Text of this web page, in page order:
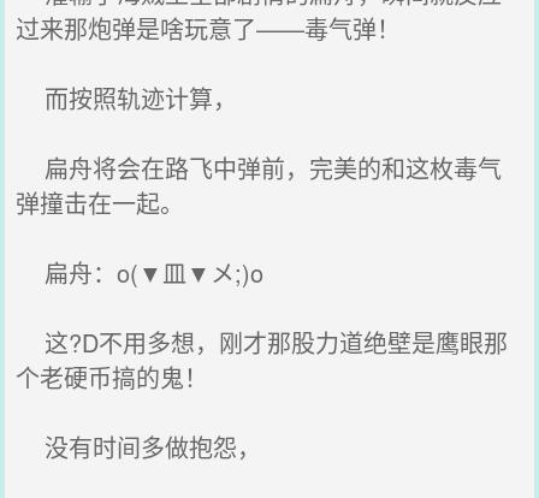
过来那炮弹是啥玩意了——毒气弹！
而按照轨迹计算，
扁舟将会在路飞中弹前，完美的和这枚毒气
弹撞击在一起。
扁舟：o(▼皿▼メ;)o
这?D不用多想，刚才那股力道绝壁是鹰眼那
个老硬币搞的鬼！
没有时间多做抱怨，